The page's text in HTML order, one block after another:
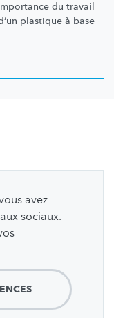
du travail
plastique à base
avez
sociaux.